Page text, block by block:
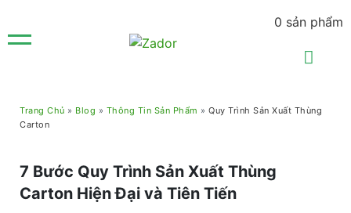
0 sản phẩm
Trang Chủ » Blog » Thông Tin Sản Phẩm » Quy Trình Sản Xuất Thùng
Carton
7 Bước Quy Trình Sản Xuất Thùng
Carton Hiện Đại và Tiên Tiến